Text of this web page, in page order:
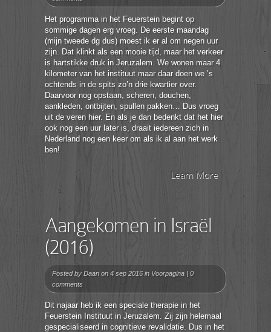
Het programma in het Feuerstein begint op
sommige dagen erg vroeg. De eerste maandag
(mijn tweede dg dus) moest ik er al om negen uur
zijn. Dat klinkt als een mooie tijd, maar het verkeer
is hartstikke druk in Jeruzalem. We wonen maar 4
kilometer van het instituut maar daar doen we ’s
ochtends in de spits zo’n drie kwartier over.
Daarvoor nog opstaan, scheren, douchen,
aankleden, ontbijten, spullen pakken… Dus vroeg
uit de veren hier. En als je dan bedenkt dat het hier
ook nog een uur later is, draait iedereen zich in
Nederland nog een keer om als ik al aan het werk
ben!
Learn More
Aangekomen in Israël
(2016)
Posted by Daan on 4 sep 2016 in Voorpagina | 0
comments
Dit najaar heb ik een speciale therapie in het
Feuerstein Instituut in Jeruzalem. Zij zijn helemaal
gespecialiseerd in cognitieve revalidatie. Dus in het